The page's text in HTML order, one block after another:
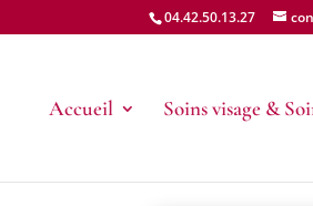
04.42.50.13.27
Accueil Soins visage &